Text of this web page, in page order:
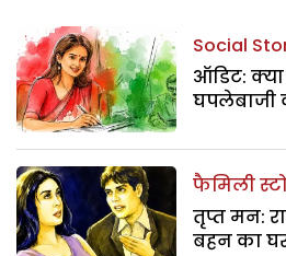
Social
ऑडिट:
घपलेबाजी
फैमिली
तृप्त मन:
बहन का